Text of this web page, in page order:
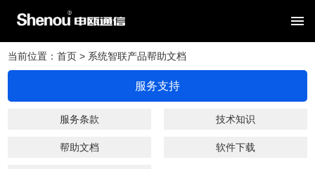
当前位置：首页 > 系统智联产品帮助文档
服务支持
服务条款 技术知识
帮助文档 软件下载
产品中心